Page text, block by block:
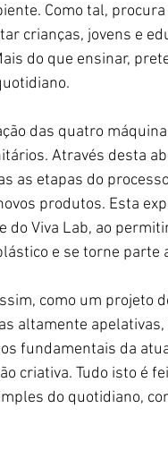
Como tal,
crianças, jovens e
do que ensinar,
das quatro
Através desta
as etapas do
produtos. Esta
do Viva Lab, ao
e se torne parte
como um projeto
altamente
fundamentais da
criativa. Tudo isto é
do quotidiano,